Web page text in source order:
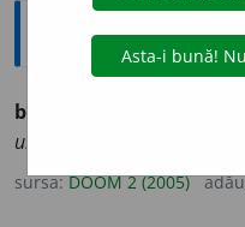
Ortografice
brie
ul
sursa:DOOM 2 (2005)